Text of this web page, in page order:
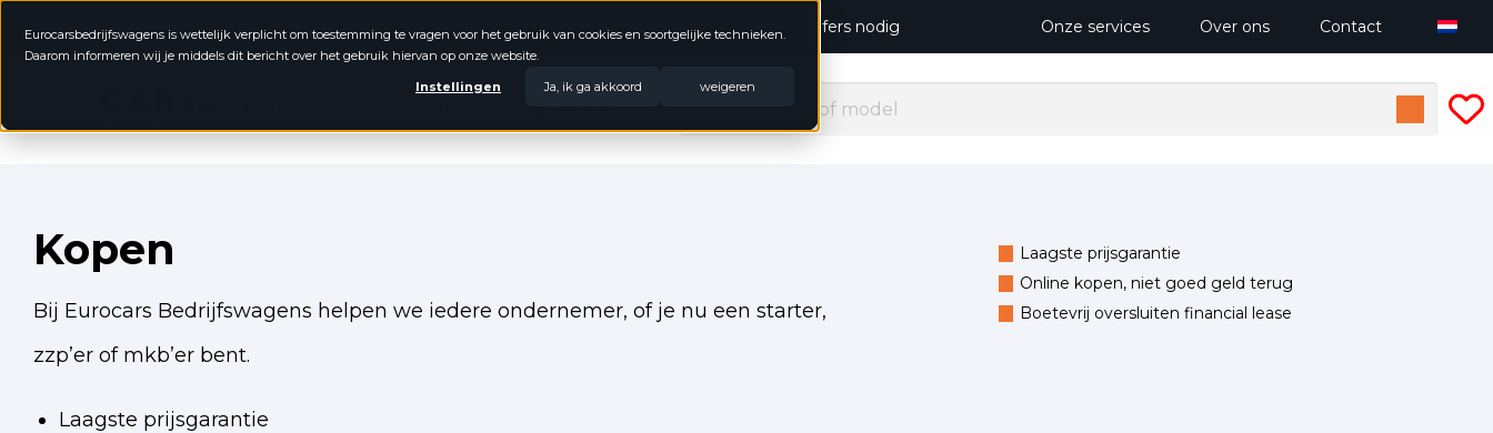
Eurocarsbedrijfswagens is wettelijk verplicht om toestemming te vragen voor het gebruik van cookies en soortgelijke technieken.
Daarom informeren wij je middels dit bericht over het gebruik hiervan op onze website.
Instellingen
Ja, ik ga akkoord weigeren
4.8 / 5.0 Laagste prijsgarantie Online kopen, niet goed geld terug Geen jaarcijfers nodig Onze services Over ons Contact
Kopen
Bij Eurocars Bedrijfswagens helpen we iedere ondernemer, of je nu een starter,
zzp’er of mkb’er bent.
Laagste prijsgarantie
Laagste prijsgarantie
Online kopen, niet goed geld terug
Boetevrij oversluiten financial lease